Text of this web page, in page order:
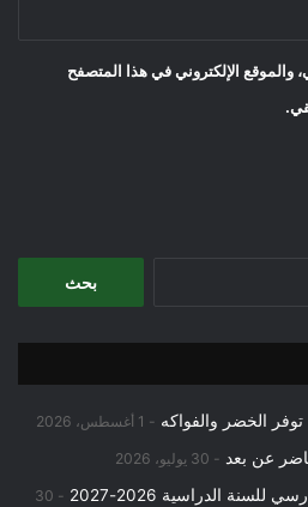
والموقع الإلكتروني في هذا المتصفح
الخضر والفواكه 1 أغسطس، 2026
عن بعد 30 يوليو، 2026
الدراسية 2026-2027
30